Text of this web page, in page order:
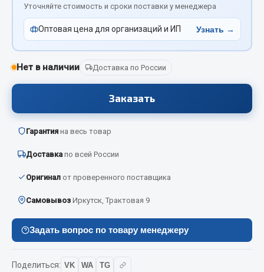
Жидкостные подогреватели
Отопители салона
Подогреватели тосола
Весь раздел
Автозвук
Аптечки и знаки автомобильные
Брызговики
Вымпела
Уточняйте стоимость и сроки поставки у менеджера
Оптовая цена для организаций и ИП Узнать →
Нет в наличии Доставка по России
Заказать
Гарантия на весь товар
Доставка по всей России
Оригинал от проверенного поставщика
Самовывоз Иркутск, Трактовая 9
Задать вопрос по товару менеджеру
Поделиться: VK WA TG